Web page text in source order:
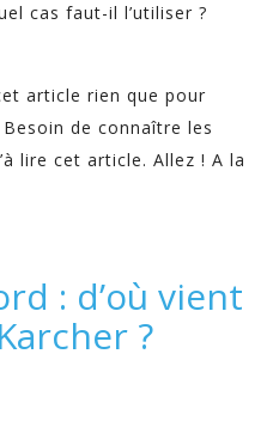
cas faut-il l’utiliser ?
article rien que pour
de connaître les
lire cet article. Allez ! A la
: d’où vient
?